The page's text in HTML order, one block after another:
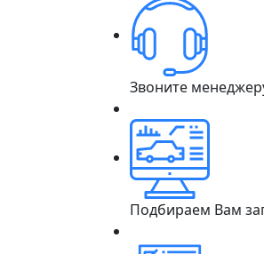
Звоните
Подбираем Вам